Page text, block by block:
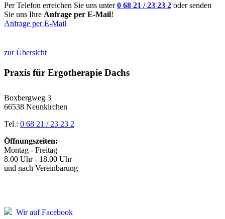
Per Telefon erreichen Sie uns unter0 68 21 / 23 23 2 oder senden
Sie uns Ihre Anfrage per E-Mail!
Anfrage per E-Mail
zur Übersicht
Praxis für Ergotherapie Dachs
Boxbergweg 3
66538 Neunkirchen
Tel.: 0 68 21 / 23 23 2
Öffnungszeiten:
Montag - Freitag
8.00 Uhr - 18.00 Uhr
und nach Vereinbarung
Wir auf Facebook